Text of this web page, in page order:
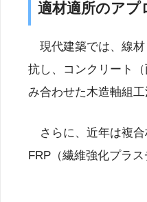
適材適所のアプ
現代建築では、線材
抗し、コンクリート
み合わせた木造軸組
さらに、近年は複合
FRP（繊維強化プラ